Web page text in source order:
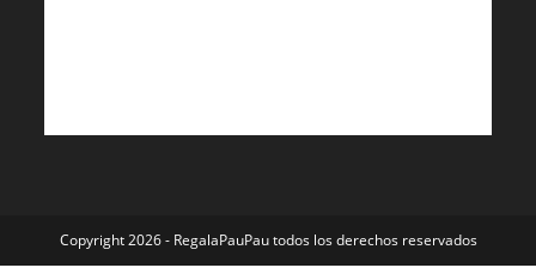
Copyright 2026 - RegalaPauPau todos los derechos reservados